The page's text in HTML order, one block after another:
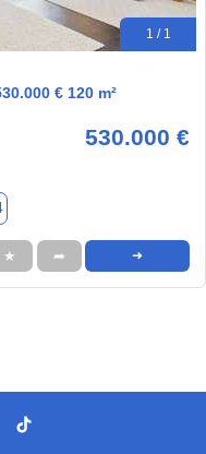
1 / 1
€ 120 m²
530.000 €
★ ➦ ➜